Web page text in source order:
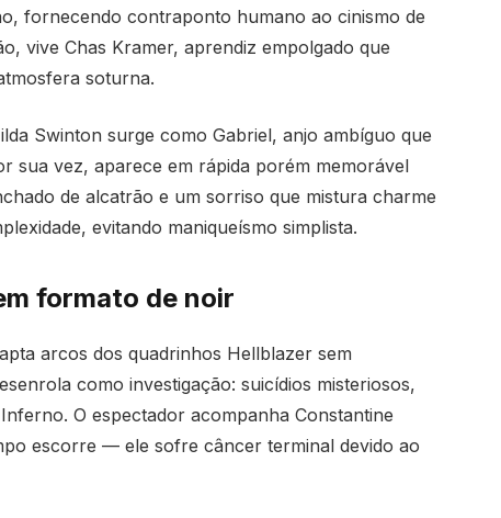
fornecendo contraponto humano ao cinismo de
vive Chas Kramer, aprendiz empolgado que
soturna.
Swinton surge como Gabriel, anjo ambíguo que
sua vez, aparece em rápida porém memorável
de alcatrão e um sorriso que mistura charme
evitando maniqueísmo simplista.
formato de noir
arcos dos quadrinhos Hellblazer sem
como investigação: suicídios misteriosos,
O espectador acompanha Constantine
escorre — ele sofre câncer terminal devido ao